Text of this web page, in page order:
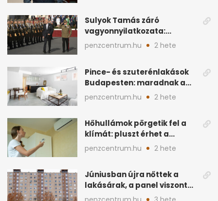
Sulyok Tamás záró
vagyonnyilatkozata:
ingatlanok és
megtakarítások
penzcentrum.hu 2 hete
Pince- és szuterénlakások
Budapesten: maradnak a
szigorú szabályok
penzcentrum.hu 2 hete
Hőhullámok pörgetik fel a
klímát: pluszt érhet a
lakásban a hűtés
penzcentrum.hu 2 hete
Júniusban újra nőttek a
lakásárak, a panel viszont
lemaradt